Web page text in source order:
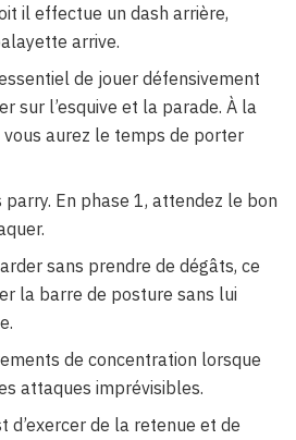
il effectue un dash arrière,
arrive.
de jouer défensivement
sur l’esquive et la parade. À la
vous aurez le temps de porter
En phase 1, attendez le bon
sans prendre de dégâts, ce
la barre de posture sans lui
de concentration lorsque
attaques imprévisibles.
d’exercer de la retenue et de